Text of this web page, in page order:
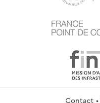
Contact